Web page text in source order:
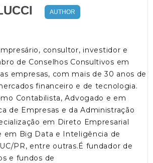
AUTHOR
consultor, investidor e
de Conselhos Consultivos em
empresas, com mais de 30 anos de
financeiro e de tecnologia.
Contabilista, Advogado e em
de Empresas e da Administração
em Direto Empresarial
em Big Data e Inteligência de
PR, entre outras.É fundador de
e fundos de